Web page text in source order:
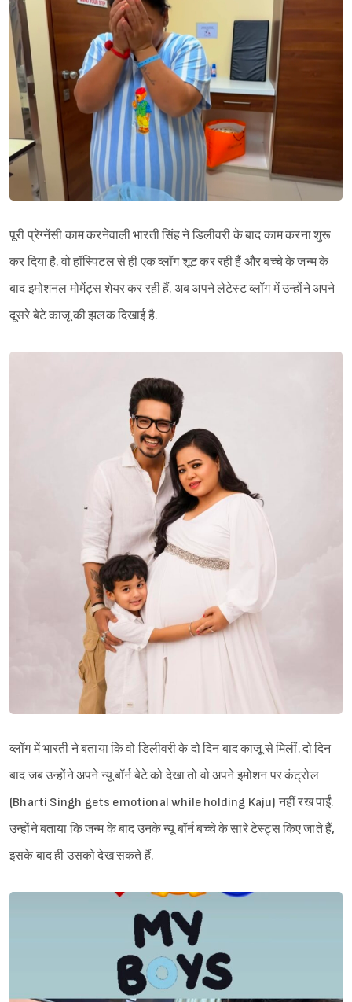
पूरी प्रेग्नेंसी काम करनेवाली भारती सिंह ने डिलीवरी के बाद काम करना शुरू
कर दिया है. वो हॉस्पिटल से ही एक व्लॉग शूट कर रही हैं और बच्चे के जन्म के
बाद इमोशनल मोमेंट्स शेयर कर रही हैं. अब अपने लेटेस्ट व्लॉग में उन्होंने अपने
दूसरे बेटे काजू की झलक दिखाई है.
व्लॉग में भारती ने बताया कि वो डिलीवरी के दो दिन बाद काजू से मिलीं. दो दिन
बाद जब उन्होंने अपने न्यू बॉर्न बेटे को देखा तो वो अपने इमोशन पर कंट्रोल
(Bharti Singh gets emotional while holding Kaju) नहीं रख पाईं.
उन्होंने बताया कि जन्म के बाद उनके न्यू बॉर्न बच्चे के सारे टेस्ट्स किए जाते हैं,
इसके बाद ही उसको देख सकते हैं.